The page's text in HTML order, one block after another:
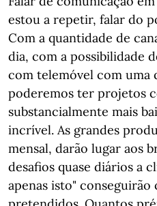
estou a repetir, falar do
Com a quantidade de
dia, com a possibilidade
com telemóvel com uma
poderemos ter projetos
substancialmente mais
incrível. As grandes
mensal, darão lugar aos
desafios quase diários a
apenas isto" conseguirão